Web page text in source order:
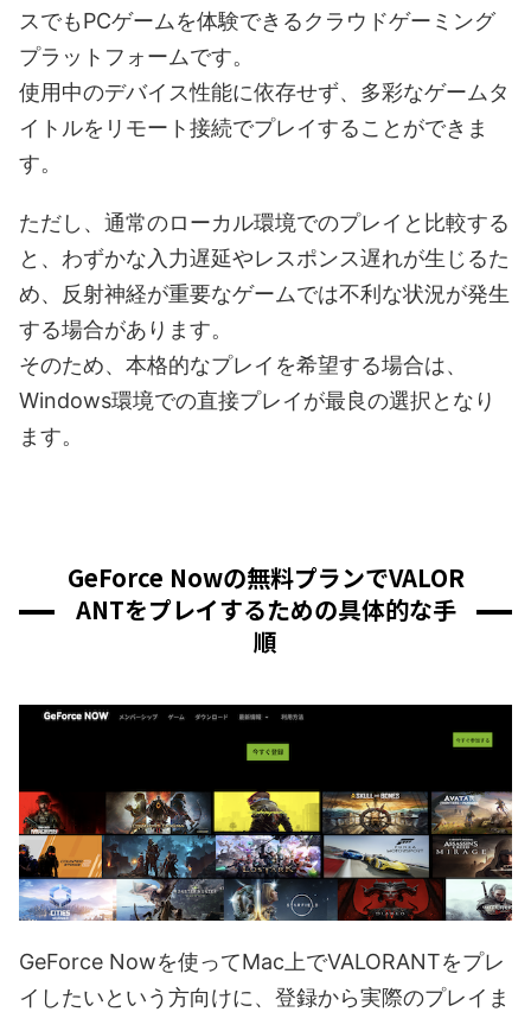
スでもPCゲームを体験できるクラウドゲーミング
プラットフォームです。
使用中のデバイス性能に依存せず、多彩なゲームタ
イトルをリモート接続でプレイすることができま
す。
ただし、通常のローカル環境でのプレイと比較する
と、わずかな入力遅延やレスポンス遅れが生じるた
め、反射神経が重要なゲームでは不利な状況が発生
する場合があります。
そのため、本格的なプレイを希望する場合は、
Windows環境での直接プレイが最良の選択となり
ます。
GeForce Nowの無料プランでVALOR
ANTをプレイするための具体的な手
順
GeForce Nowを使ってMac上でVALORANTをプレ
イしたいという方向けに、登録から実際のプレイま